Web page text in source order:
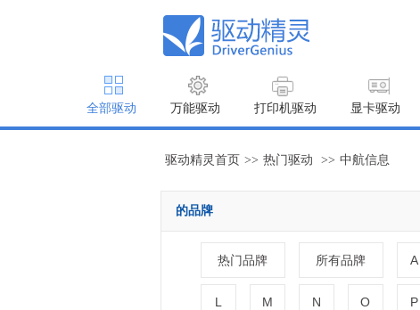
全部驱动 万能驱动 打印机驱动 显卡驱动
驱动精灵首页 >> 热门驱动 >> 中航信息
的品牌
热门品牌 所有品牌 A
L M N O P